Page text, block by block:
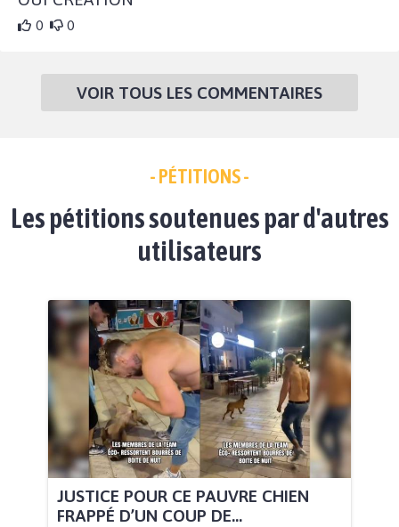
0 0
VOIR TOUS LES COMMENTAIRES
- PÉTITIONS -
Les pétitions soutenues par d'autres
utilisateurs
JUSTICE POUR CE PAUVRE CHIEN
FRAPPÉ D’UN COUP DE...